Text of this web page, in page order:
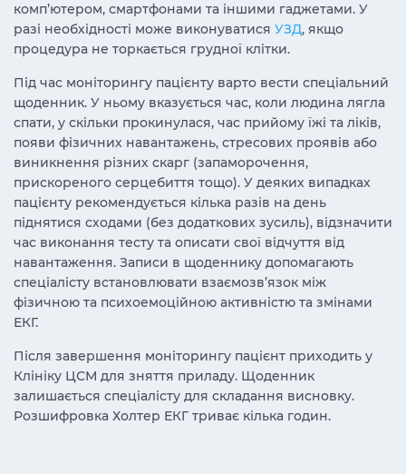
комп’ютером, смартфонами та іншими гаджетами. У
разі необхідності може виконуватися УЗД, якщо
процедура не торкається грудної клітки.
Під час моніторингу пацієнту варто вести спеціальний
щоденник. У ньому вказується час, коли людина лягла
спати, у скільки прокинулася, час прийому їжі та ліків,
появи фізичних навантажень, стресових проявів або
виникнення різних скарг (запаморочення,
прискореного серцебиття тощо). У деяких випадках
пацієнту рекомендується кілька разів на день
піднятися сходами (без додаткових зусиль), відзначити
час виконання тесту та описати свої відчуття від
навантаження. Записи в щоденнику допомагають
спеціалісту встановлювати взаємозв’язок між
фізичною та психоемоційною активністю та змінами
ЕКГ.
Після завершення моніторингу пацієнт приходить у
Клініку ЦСМ для зняття приладу. Щоденник
залишається спеціалісту для складання висновку.
Розшифровка Холтер ЕКГ триває кілька годин.